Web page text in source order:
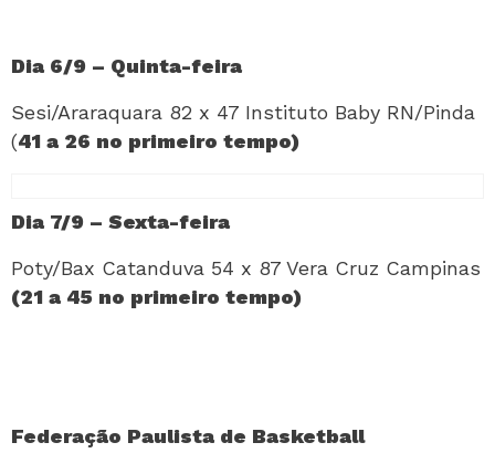
Dia 6/9 – Quinta-feira
Sesi/Araraquara 82 x 47 Instituto Baby RN/Pinda
(41 a 26 no primeiro tempo)
Dia 7/9 – Sexta-feira
Poty/Bax Catanduva 54 x 87 Vera Cruz Campinas
(21 a 45 no primeiro tempo)
Federação Paulista de Basketball